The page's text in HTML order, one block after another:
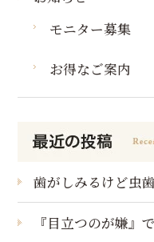
モニター募集
お得なご案内
歯がしみるけど虫
『目立つのが嫌』